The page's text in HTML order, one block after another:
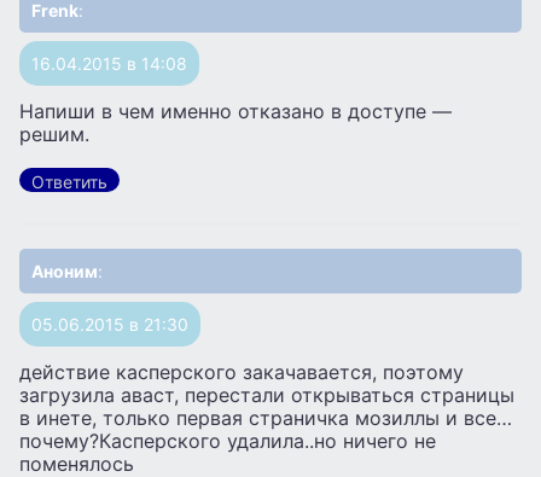
Frenk:
16.04.2015 в 14:08
Напиши в чем именно отказано в доступе —
решим.
Ответить
Аноним:
05.06.2015 в 21:30
действие касперского закачавается, поэтому
загрузила аваст, перестали открываться страницы
в инете, только первая страничка мозиллы и все…
почему?Касперского удалила..но ничего не
поменялось